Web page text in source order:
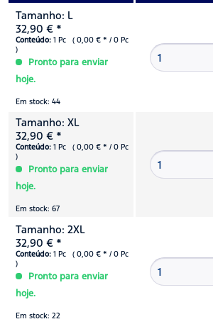
Tamanho: L
32,90 € *
Conteúdo: 1 Pc ( 0,00 € * / 0 Pc
)
Pronto para enviar
hoje.
Em stock: 44
Tamanho: XL
32,90 € *
Conteúdo: 1 Pc ( 0,00 € * / 0 Pc
)
Pronto para enviar
hoje.
Em stock: 67
Tamanho: 2XL
32,90 € *
Conteúdo: 1 Pc ( 0,00 € * / 0 Pc
)
Pronto para enviar
hoje.
Em stock: 22